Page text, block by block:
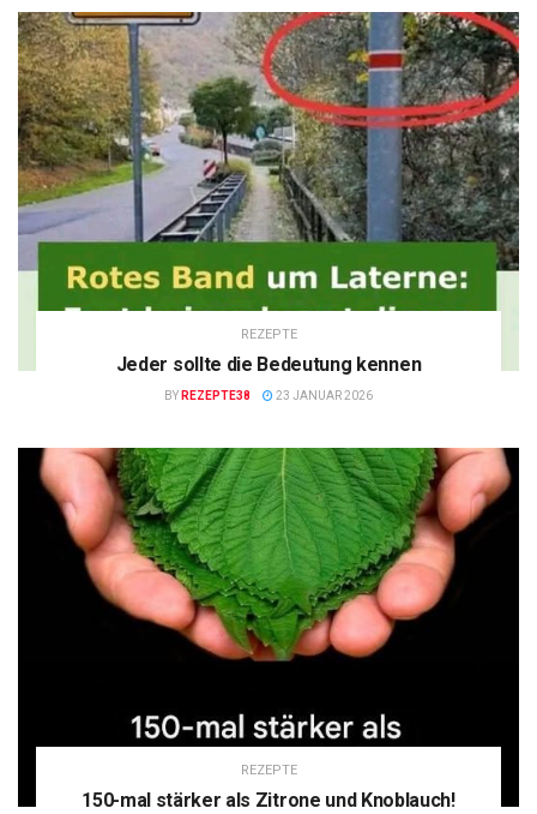
REZEPTE
Jeder sollte die Bedeutung kennen
BY REZEPTE38 23 JANUAR 2026
REZEPTE
150-mal stärker als Zitrone und Knoblauch!